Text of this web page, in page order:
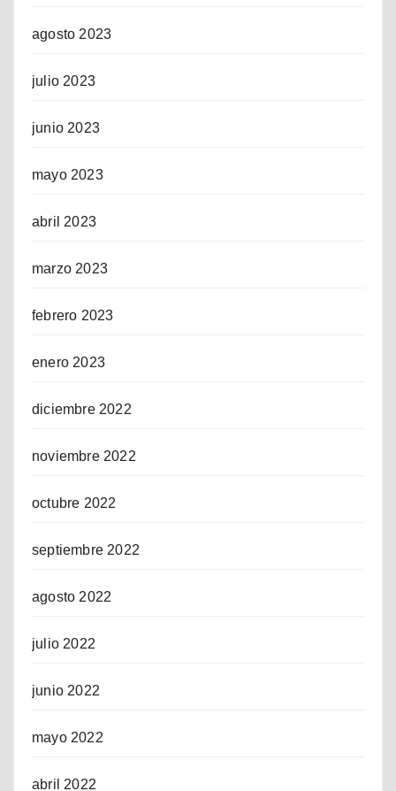
agosto 2023
julio 2023
junio 2023
mayo 2023
abril 2023
marzo 2023
febrero 2023
enero 2023
diciembre 2022
noviembre 2022
octubre 2022
septiembre 2022
agosto 2022
julio 2022
junio 2022
mayo 2022
abril 2022